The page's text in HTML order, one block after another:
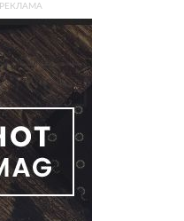
РЕКЛАМА